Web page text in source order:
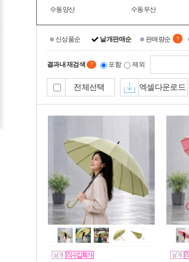
수동양산 수동우산
신상품순 낱개판매순 판매량순 ?
결과내 재검색 ? 포함 제외
전체선택 엑셀다운로드